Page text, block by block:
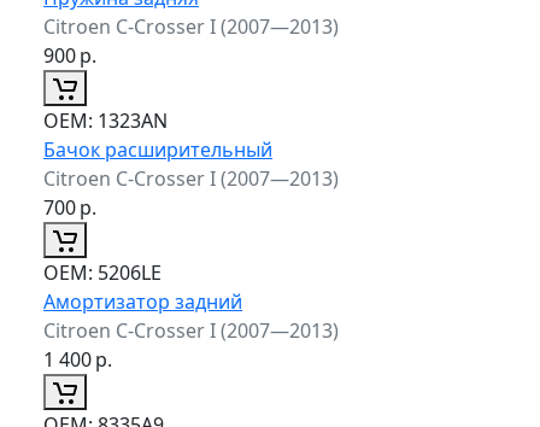
Citroen C-Crosser I (2007—2013)
900р.
ОЕМ: 1323AN
Бачок расширительный
Citroen C-Crosser I (2007—2013)
700р.
ОЕМ: 5206LE
Амортизатор задний
Citroen C-Crosser I (2007—2013)
1 400р.